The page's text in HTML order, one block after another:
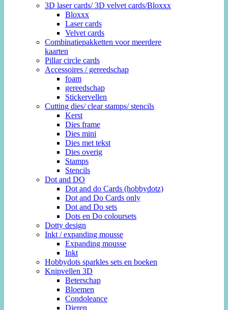
3D laser cards/ 3D velvet cards/Bloxxx
Bloxxx
Laser cards
Velvet cards
Combinatiepakketten voor meerdere
kaarten
Pillar circle cards
Accessoires / gereedschap
foam
gereedschap
Stickervellen
Cutting dies/ clear stamps/ stencils
Kerst
Dies frame
Dies mini
Dies met tekst
Dies overig
Stamps
Stencils
Dot and DO
Dot and do Cards (hobbydotz)
Dot and Do Cards only
Dot and Do sets
Dots en Do coloursets
Dotty design
Inkt / expanding mousse
Expanding mousse
Inkt
Hobbydots sparkles sets en boeken
Knipvellen 3D
Beterschap
Bloemen
Condoleance
Dieren